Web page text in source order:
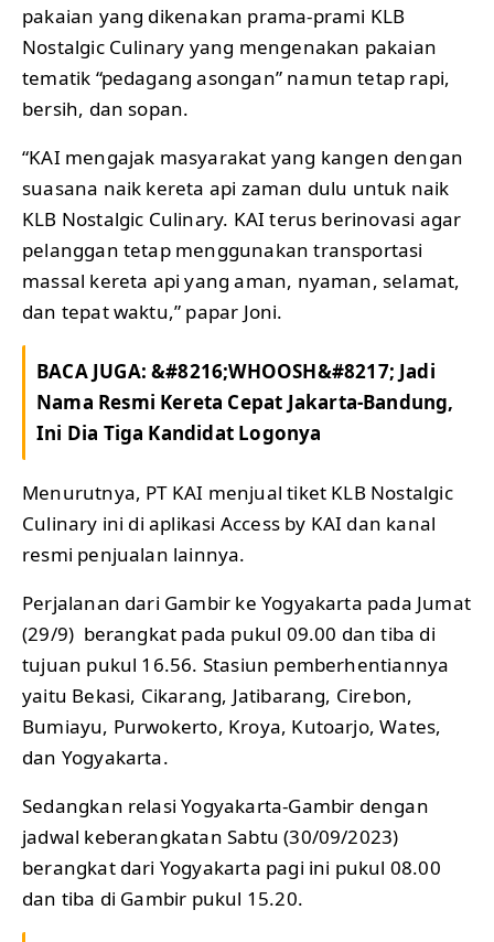
pakaian yang dikenakan prama-prami KLB
Nostalgic Culinary yang mengenakan pakaian
tematik “pedagang asongan” namun tetap rapi,
bersih, dan sopan.
“KAI mengajak masyarakat yang kangen dengan
suasana naik kereta api zaman dulu untuk naik
KLB Nostalgic Culinary. KAI terus berinovasi agar
pelanggan tetap menggunakan transportasi
massal kereta api yang aman, nyaman, selamat,
dan tepat waktu,” papar Joni.
BACA JUGA:&#8216;WHOOSH&#8217; Jadi
Nama Resmi Kereta Cepat Jakarta-Bandung,
Ini Dia Tiga Kandidat Logonya
Menurutnya, PT KAI menjual tiket KLB Nostalgic
Culinary ini di aplikasi Access by KAI dan kanal
resmi penjualan lainnya.
Perjalanan dari Gambir ke Yogyakarta pada Jumat
(29/9) berangkat pada pukul 09.00 dan tiba di
tujuan pukul 16.56. Stasiun pemberhentiannya
yaitu Bekasi, Cikarang, Jatibarang, Cirebon,
Bumiayu, Purwokerto, Kroya, Kutoarjo, Wates,
dan Yogyakarta.
Sedangkan relasi Yogyakarta-Gambir dengan
jadwal keberangkatan Sabtu (30/09/2023)
berangkat dari Yogyakarta pagi ini pukul 08.00
dan tiba di Gambir pukul 15.20.